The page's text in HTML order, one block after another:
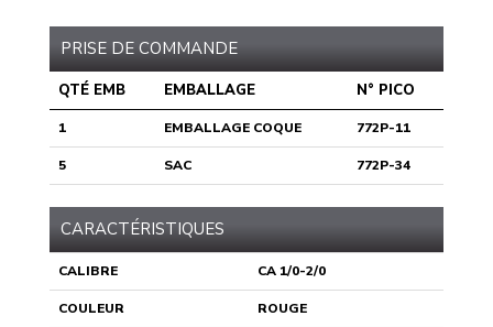
PRISE DE COMMANDE
QTÉ EMB EMBALLAGE N° PICO
1 EMBALLAGE COQUE 772P-11
5 SAC 772P-34
CARACTÉRISTIQUES
CALIBRE CA 1/0-2/0
COULEUR ROUGE